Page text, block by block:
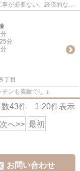
が必要ない、経済的なネ
分
８丁目
ンも素敵でしょ
43件 1-20件表示
次へ>> 最初
お問い合わせ